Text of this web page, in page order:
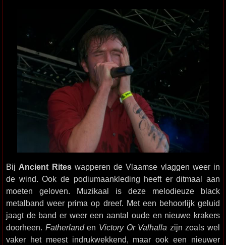
Bij Ancient Riteswapperen de Vlaamse vlaggen weer in
de wind. Ook de podiumaankleding heeft er ditmaal aan
moeten geloven. Muzikaal is deze melodieuze black
metalband weer prima op dreef. Met een behoorlijk geluid
jaagt de band er weer een aantal oude en nieuwe krakers
doorheen. Fatherlanden Victory Or Valhalla zijn zoals wel
vaker het meest indrukwekkend, maar ook een nieuwer